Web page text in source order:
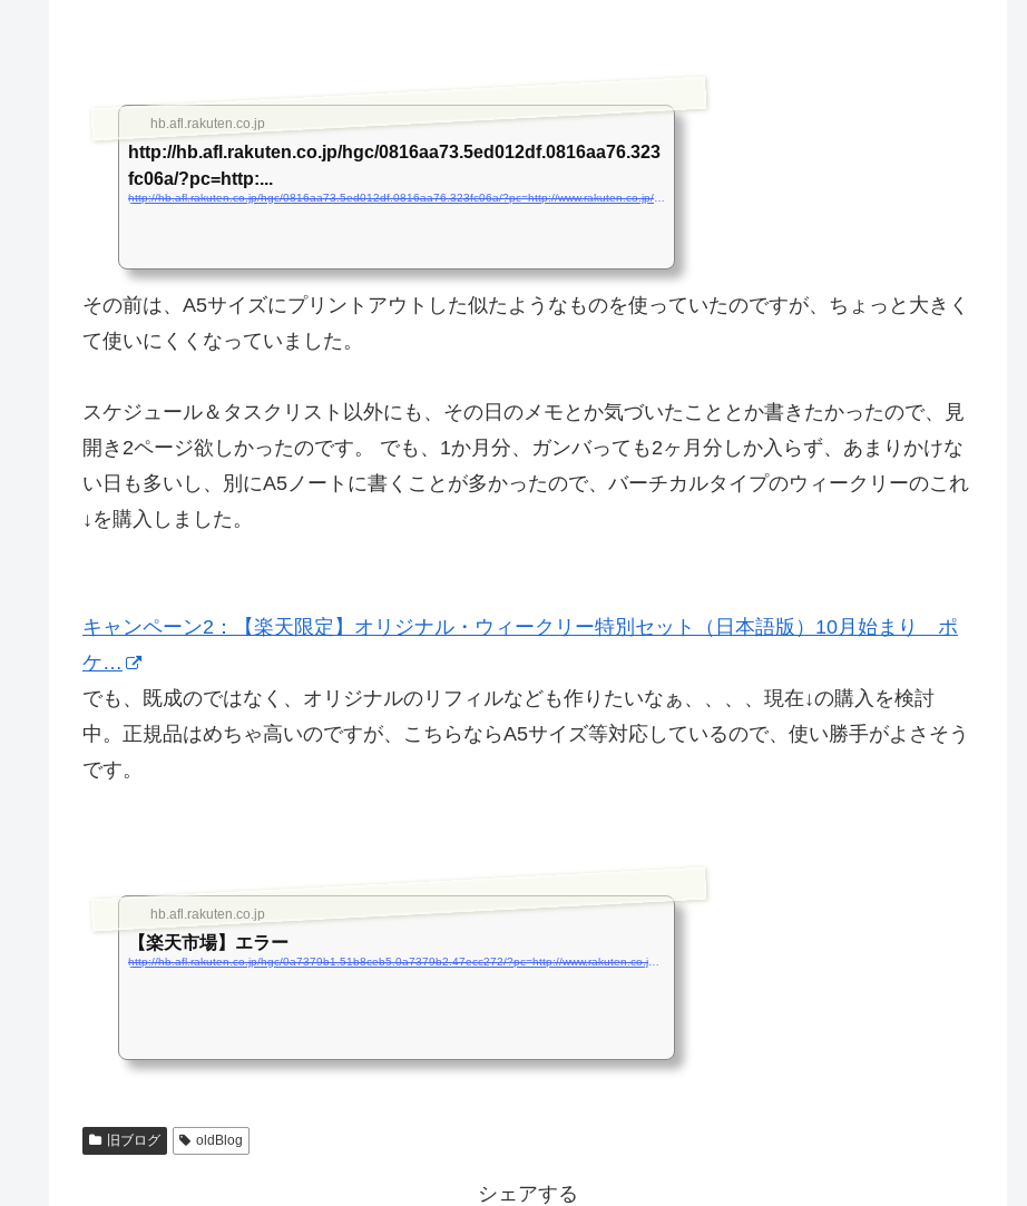
hb.afl.rakuten.co.jp
http://hb.afl.rakuten.co.jp/hgc/0816aa73.5ed012df.0816aa76.323
fc06a/?pc=http:...
その前は、A5サイズにプリントアウトした似たようなものを使っていたのですが、ちょっと大きく
て使いにくくなっていました。
スケジュール＆タスクリスト以外にも、その日のメモとか気づいたこととか書きたかったので、見
開き2ページ欲しかったのです。 でも、1か月分、ガンバっても2ヶ月分しか入らず、あまりかけな
い日も多いし、別にA5ノートに書くことが多かったので、バーチカルタイプのウィークリーのこれ
↓を購入しました。
キャンペーン2：【楽天限定】オリジナル・ウィークリー特別セット（日本語版）10月始まり ポ
ケ…
でも、既成のではなく、オリジナルのリフィルなども作りたいなぁ、、、、現在↓の購入を検討
中。正規品はめちゃ高いのですが、こちらならA5サイズ等対応しているので、使い勝手がよさそう
です。
hb.afl.rakuten.co.jp
【楽天市場】エラー
旧ブログ oldBlog
シェアする